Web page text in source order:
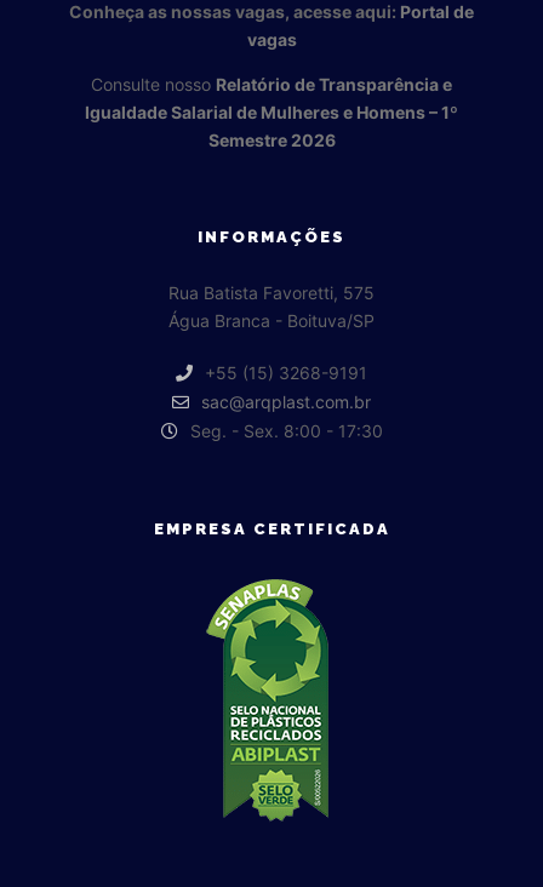
Conheça as nossas vagas, acesse aqui: Portal de
vagas
Consulte nosso Relatório de Transparência e
Igualdade Salarial de Mulheres e Homens – 1º
Semestre 2026
INFORMAÇÕES
Rua Batista Favoretti, 575
Água Branca - Boituva/SP
+55 (15) 3268-9191
sac@arqplast.com.br
Seg. - Sex. 8:00 - 17:30
EMPRESA CERTIFICADA